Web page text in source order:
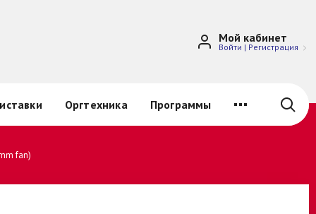
Мой кабинет
Войти | Регистрация
Оргтехника Программы
fan)